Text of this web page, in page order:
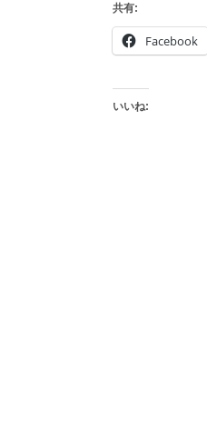
共有:
Facebook
いいね: